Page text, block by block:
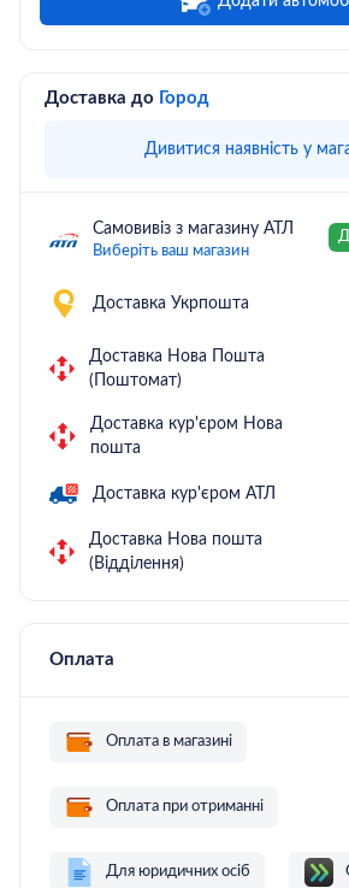
Доставка до Город
Дивитися наявність у
Самовивіз з магазину АТЛ
Виберіть ваш магазин
Доставка Укрпошта
Доставка Нова Пошта
(Поштомат)
Доставка кур'єром Нова
пошта
Доставка кур'єром АТЛ
Доставка Нова пошта
(Відділення)
Оплата
Оплата в магазині
Оплата при отриманні
Для юридичних осіб